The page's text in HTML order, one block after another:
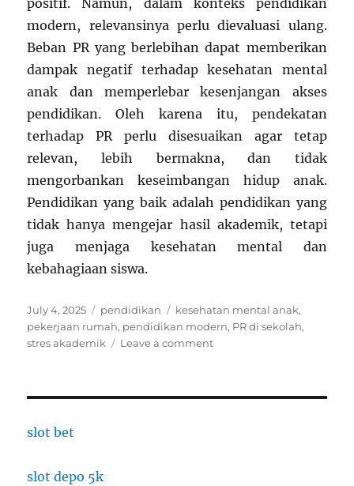
positif. Namun, dalam konteks pendidikan
modern, relevansinya perlu dievaluasi ulang.
Beban PR yang berlebihan dapat memberikan
dampak negatif terhadap kesehatan mental
anak dan memperlebar kesenjangan akses
pendidikan. Oleh karena itu, pendekatan
terhadap PR perlu disesuaikan agar tetap
relevan, lebih bermakna, dan tidak
mengorbankan keseimbangan hidup anak.
Pendidikan yang baik adalah pendidikan yang
tidak hanya mengejar hasil akademik, tetapi
juga menjaga kesehatan mental dan
kebahagiaan siswa.
Posted
on
July 4, 2025 Categories
pendidikan Tags
kesehatan mental anak,
pekerjaan rumah, pendidikan modern, PR di sekolah,
stres akademik
Leave a commenton
slot bet
slot depo 5k